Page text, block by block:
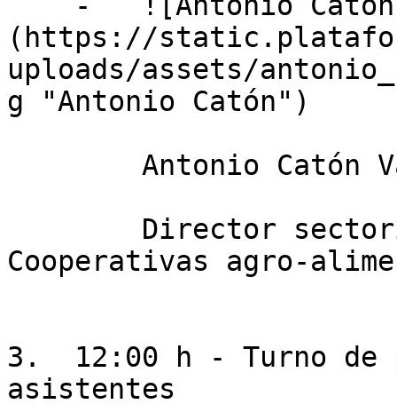
(https://
uploads/assets/
g "Antonio Catón")
Cooperativas agro-
3.  12:00 h - Turno de
asistentes